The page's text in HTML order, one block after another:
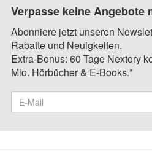
Verpasse keine Angebote
Abonniere jetzt unseren
Rabatte und Neuigkeiten.
Extra-Bonus: 60 Tage Nextory
Mio. Hörbücher & E-Books.*